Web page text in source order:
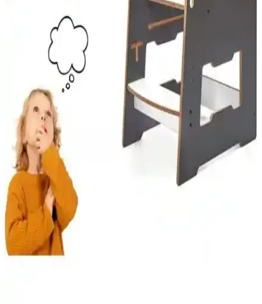
Efsane Yayınları ve Fenomen Yayıncılık 8. Sınıf
Matematik Kaynaklarının Karşılaştırması
İki popüler 8. sınıf matematik kaynağını karşılaştırıyoruz. Efsane
Yayınları'nın tüm dersler testi ve Fenomen Yayıncılık'ın soru bankası
arasındaki farkları ve avantajları öğrenerek en uygun seçimi yapın.
Timaş Çocuk Kitapları Karşılaştırması: Nohut
Adam ve Uzaya Giden Tren Özellikleri
İki Timaş çocuk kitabı, 0-3 yaş arası çocuklara hitap eder. Nohut
Adam renkli ve eğlenceli, Uzaya Giden Tren ise hayal gücünü
teşvik eder, her biri farklı özellikler ve avantajlar sunar.
Çocuklar İçin 208 Parçalık Boyama Seti: Yaratıcılığı
Geliştiren Eğitici Malzeme
Geniş renk ve parça seçeneğiyle çocukların yaratıcılığını artıran
güvenli ve dayanıklı 208 parçalık boyama seti, eğlence ve eğitimi bir
arada sunar.
Minera Ahşap Montessori Öğrenme Kulesi: Güvenli